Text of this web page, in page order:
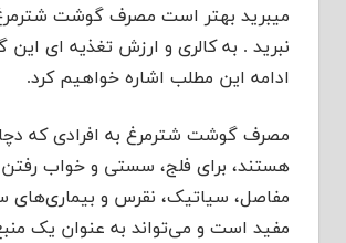
میبرید بهتر است مصرف گوشت شترمرغ
نبرید . به کالری و ارزش تغذیه ای
ادامه این مطلب اشاره خواهیم کرد.
مصرف گوشت شترمرغ به افرادی که
هستند، برای فلج، سستی و خواب رفتن
مفاصل، سیاتیک، نقرس و بیماری‌های
مفید است و می‌تواند به عنوان یک